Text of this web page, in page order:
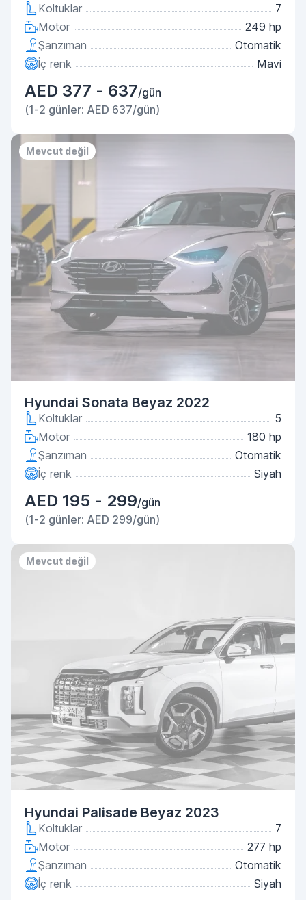
Koltuklar
7
Motor
249 hp
Şanzıman
Otomatik
İç renk
Mavi
AED 377 - 637/gün
(1-2 günler: AED 637/gün)
Mevcut değil
Hyundai Sonata Beyaz 2022
Koltuklar
5
Motor
180 hp
Şanzıman
Otomatik
İç renk
Siyah
AED 195 - 299/gün
(1-2 günler: AED 299/gün)
Mevcut değil
Hyundai Palisade Beyaz 2023
Koltuklar
7
Motor
277 hp
Şanzıman
Otomatik
İç renk
Siyah